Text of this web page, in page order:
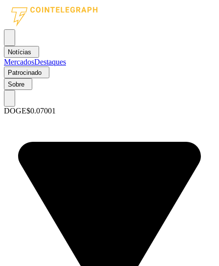
Notícias
MercadosDestaques
Patrocinado
Sobre
DOGE$0.07001